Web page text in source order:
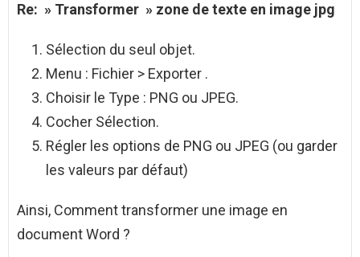
Re: » Transformer » zone de texte en image jpg
Sélection du seul objet.
Menu : Fichier > Exporter .
Choisir le Type : PNG ou JPEG.
Cocher Sélection.
Régler les options de PNG ou JPEG (ou garder
les valeurs par défaut)
Ainsi, Comment transformer une image en
document Word ?